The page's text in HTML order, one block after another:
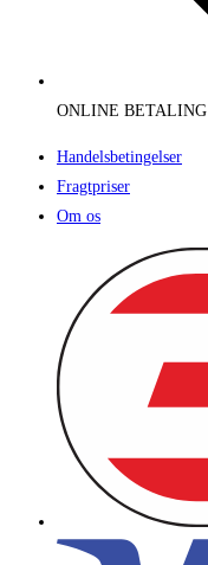
ONLINE BETALING
Handelsbetingelser
Fragtpriser
Om os